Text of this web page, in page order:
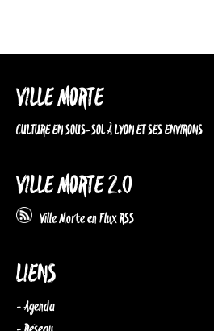
VILLE MORTE
CULTURE EN SOUS-SOL À LYON ET SES ENVIRONS
VILLE MORTE 2.0
Ville Morte en Flux RSS
LIENS
- Agenda